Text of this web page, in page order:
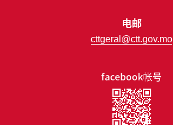
facebook帐号
电邮
cttgeral@ctt.gov.mo